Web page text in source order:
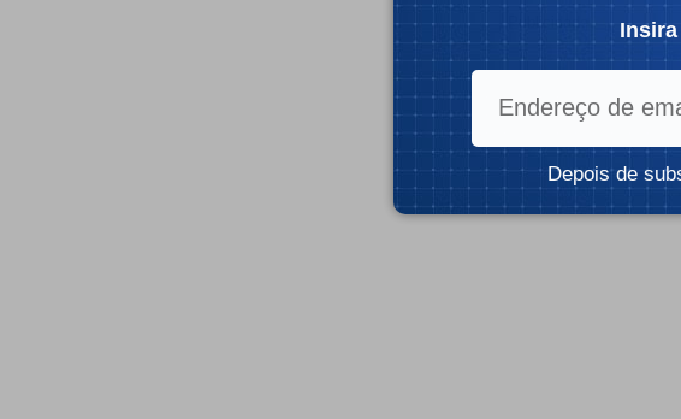
- Publicidade -
Depois de